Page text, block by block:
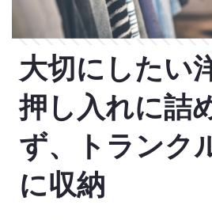
大切にしたい
押し入れに詰
ず、トランク
に収納